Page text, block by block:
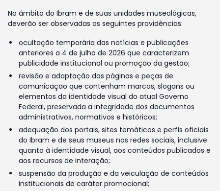
No âmbito do Ibram e de suas unidades museológicas,
deverão ser observadas as seguintes providências:
ocultação temporária das notícias e publicações
anteriores a 4 de julho de 2026 que caracterizem
publicidade institucional ou promoção da gestão;
revisão e adaptação das páginas e peças de
comunicação que contenham marcas, slogans ou
elementos da identidade visual do atual Governo
Federal, preservada a integridade dos documentos
administrativos, normativos e históricos;
adequação dos portais, sites temáticos e perfis oficiais
do Ibram e de seus museus nas redes sociais, inclusive
quanto à identidade visual, aos conteúdos publicados e
aos recursos de interação;
suspensão da produção e da veiculação de conteúdos
institucionais de caráter promocional;